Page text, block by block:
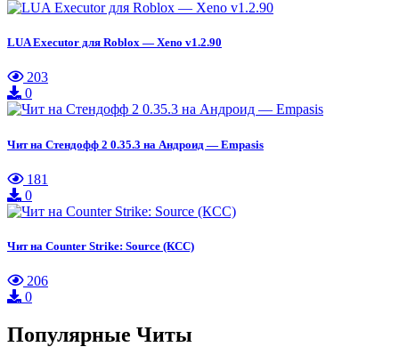
LUA Executor для Roblox — Xeno v1.2.90
203
0
Чит на Стендофф 2 0.35.3 на Андроид — Empasis
181
0
Чит на Counter Strike: Source (КСС)
206
0
Популярные Читы